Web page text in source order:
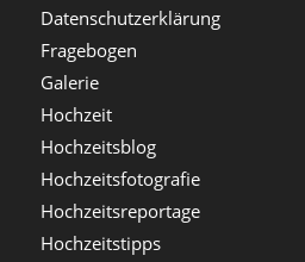
Datenschutzerklärung
Fragebogen
Galerie
Hochzeit
Hochzeitsblog
Hochzeitsfotografie
Hochzeitsreportage
Hochzeitstipps